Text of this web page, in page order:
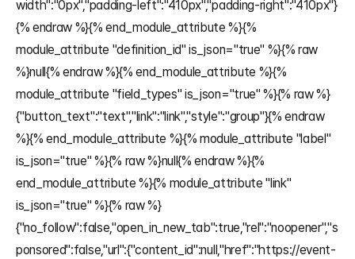
width":"0px","padding-left":"410px","padding-right":"410px"}
{% endraw %}{% end_module_attribute %}{%
module_attribute "definition_id" is_json="true" %}{% raw
%}null{% endraw %}{% end_module_attribute %}{%
module_attribute "field_types" is_json="true" %}{% raw %}
{"button_text":"text","link":"link","style":"group"}{% endraw
%}{% end_module_attribute %}{% module_attribute "label"
is_json="true" %}{% raw %}null{% endraw %}{%
end_module_attribute %}{% module_attribute "link"
is_json="true" %}{% raw %}
{"no_follow":false,"open_in_new_tab":true,"rel":"noopener","s
ponsored":false,"url":{"content_id":null,"href":"https://event-